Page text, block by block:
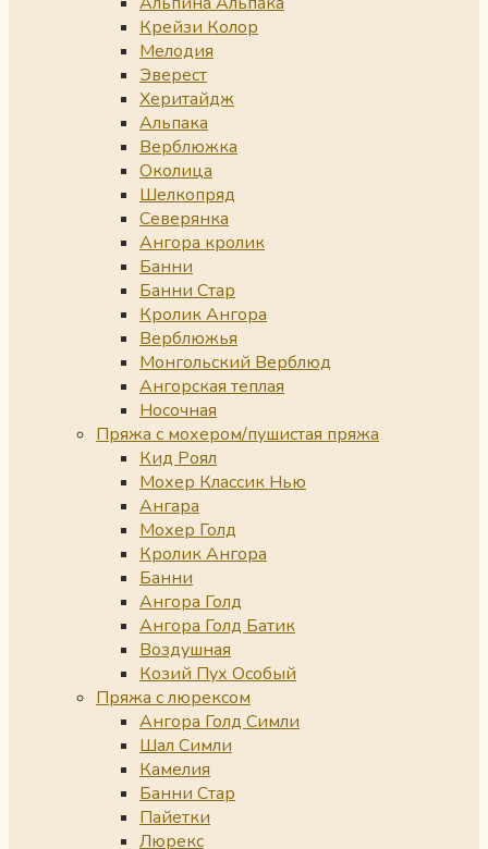
Крейзи Колор
Мелодия
Эверест
Херитайдж
Альпака
Верблюжка
Околица
Шелкопряд
Северянка
Ангора кролик
Банни
Банни Стар
Кролик Ангора
Верблюжья
Монгольский Верблюд
Ангорская теплая
Носочная
Пряжа с мохером/пушистая пряжа
Кид Роял
Мохер Классик Нью
Ангара
Мохер Голд
Кролик Ангора
Банни
Ангора Голд
Ангора Голд Батик
Воздушная
Козий Пух Особый
Пряжа с люрексом
Ангора Голд Симли
Шал Симли
Камелия
Банни Стар
Пайетки
Люрекс